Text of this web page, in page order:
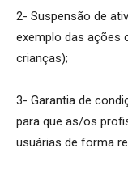
2- Suspensão de
exemplo das ações
crianças);
3- Garantia de
para que as/os
usuárias de forma